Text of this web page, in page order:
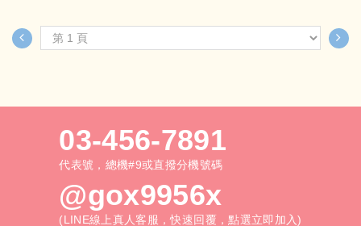
03-456-7891
代表號，總機#9或直撥分機號碼
@gox9956x
(LINE線上真人客服，快速回覆，點選立即加入)